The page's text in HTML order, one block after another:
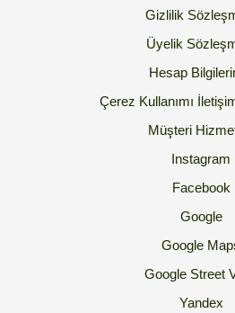
Gizlilik
Üyelik
Hesap
Çerez Kullanımı
Müşteri
Instagram
Facebook
Google
Google
Google Street
Yandex